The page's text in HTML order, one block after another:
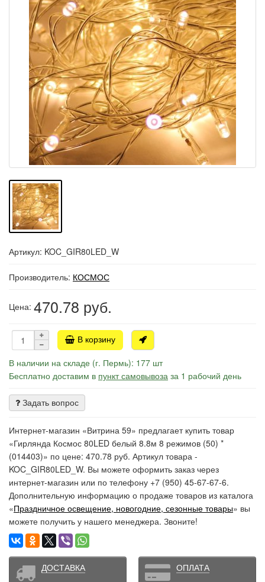
Артикул: KOC_GIR80LED_W
Производитель: КОСМОС
Цена: 470.78 руб.
В корзину
В наличии на складе (г. Пермь): 177 шт
Бесплатно доставим в пункт самовывоза за 1 рабочий день
Задать вопрос
Интернет-магазин «Витрина 59» предлагает купить товар
«Гирлянда Космос 80LED белый 8.8м 8 режимов (50) *
(014403)» по цене: 470.78 руб. Артикул товара -
KOC_GIR80LED_W. Вы можете оформить заказ через
интернет-магазин или по телефону +7 (950) 45-67-67-6.
Дополнительную информацию о продаже товаров из каталога
«Праздничное освещение, новогодние, сезонные товары» вы
можете получить у нашего менеджера. Звоните!
ДОСТАВКА
ОПЛАТА